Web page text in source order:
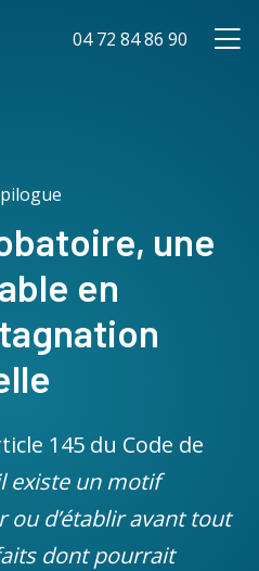
04 72 84 86 90
une
en
145 du Code de
existe un motif
d’établir avant tout
dont pourrait